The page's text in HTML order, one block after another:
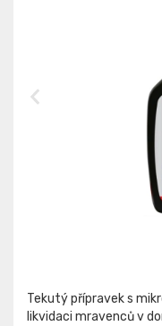
Tekutý přípravek s
likvidaci mravenců v